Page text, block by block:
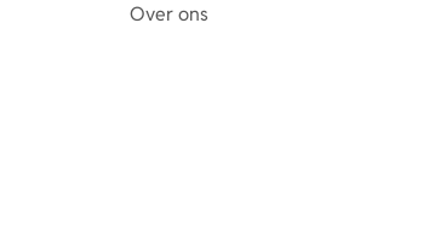
Over ons